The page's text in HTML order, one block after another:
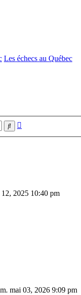
Les échecs au Québec
Rechercher
2025 10:40 pm
mai 03, 2026 9:09 pm